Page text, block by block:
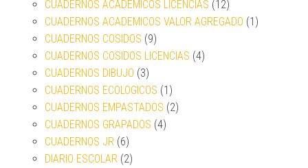
CUADERNOS ACADEMICOS LICENCIAS (12)
CUADERNOS ACADEMICOS VALOR AGREGADO (1)
CUADERNOS COSIDOS (9)
CUADERNOS COSIDOS LICENCIAS (4)
CUADERNOS DIBUJO (3)
CUADERNOS ECOLOGICOS (1)
CUADERNOS EMPASTADOS (2)
CUADERNOS GRAPADOS (4)
CUADERNOS JR (6)
DIARIO ESCOLAR (2)